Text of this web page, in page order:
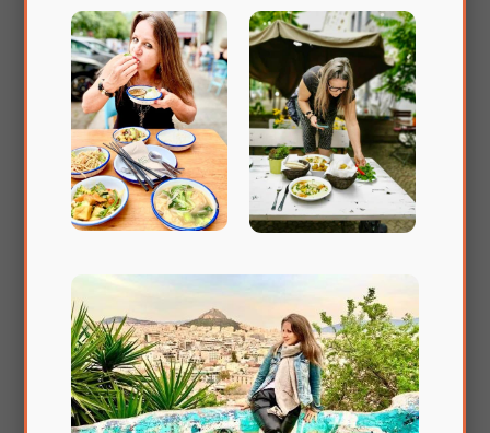
שלחו תגובה
האימייל לא יוצג באתר. שדות החובה מסומנים*